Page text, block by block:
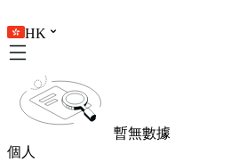
HK
暫無數據
個人